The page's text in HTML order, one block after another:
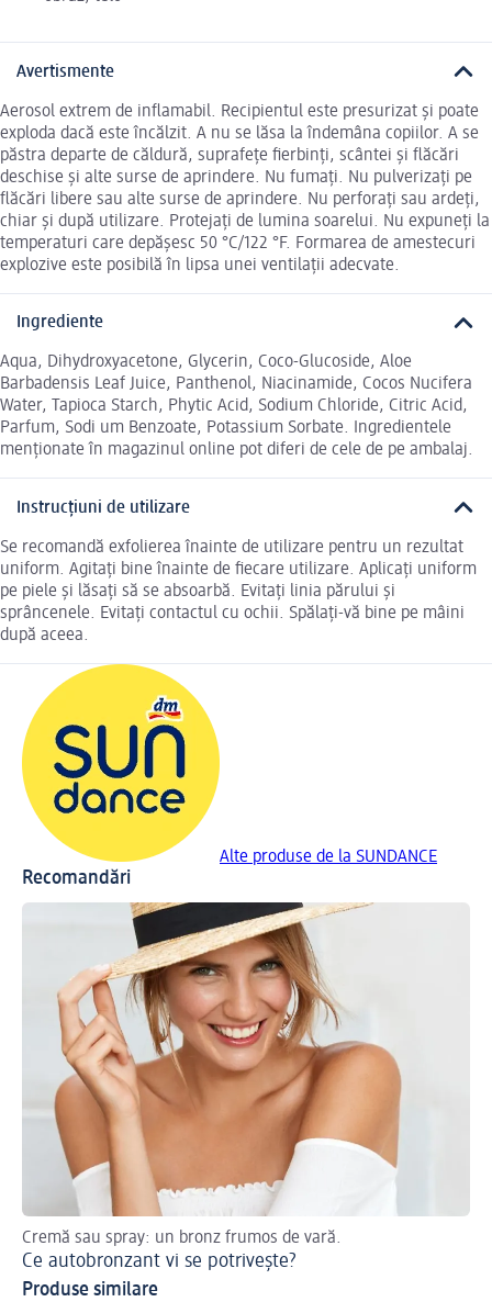
Avertismente
Aerosol extrem de inflamabil. Recipientul este presurizat și poate
exploda dacă este încălzit. A nu se lăsa la îndemâna copiilor. A se
păstra departe de căldură, suprafețe fierbinți, scântei și flăcări
deschise și alte surse de aprindere. Nu fumați. Nu pulverizați pe
flăcări libere sau alte surse de aprindere. Nu perforați sau ardeți,
chiar și după utilizare. Protejați de lumina soarelui. Nu expuneți la
temperaturi care depășesc 50 °C/122 °F. Formarea de amestecuri
explozive este posibilă în lipsa unei ventilații adecvate.
Ingrediente
Aqua, Dihydroxyacetone, Glycerin, Coco-Glucoside, Aloe
Barbadensis Leaf Juice, Panthenol, Niacinamide, Cocos Nucifera
Water, Tapioca Starch, Phytic Acid, Sodium Chloride, Citric Acid,
Parfum, Sodi um Benzoate, Potassium Sorbate. Ingredientele
menționate în magazinul online pot diferi de cele de pe ambalaj.
Instrucțiuni de utilizare
Se recomandă exfolierea înainte de utilizare pentru un rezultat
uniform. Agitați bine înainte de fiecare utilizare. Aplicați uniform
pe piele și lăsați să se absoarbă. Evitați linia părului și
sprâncenele. Evitați contactul cu ochii. Spălați-vă bine pe mâini
după aceea.
Alte produse de la SUNDANCE
Recomandări
Cremă sau spray: un bronz frumos de vară.
Ce autobronzant vi se potrivește?
Produse similare